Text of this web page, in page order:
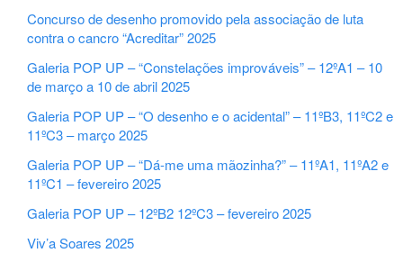
Concurso de desenho promovido pela associação de luta
contra o cancro “Acreditar” 2025
Galeria POP UP – “Constelações improváveis” – 12ºA1 – 10
de março a 10 de abril 2025
Galeria POP UP – “O desenho e o acidental” – 11ºB3, 11ºC2 e
11ºC3 – março 2025
Galeria POP UP – “Dá-me uma mãozinha?” – 11ºA1, 11ºA2 e
11ºC1 – fevereiro 2025
Galeria POP UP – 12ºB2 12ºC3 – fevereiro 2025
Viv’a Soares 2025